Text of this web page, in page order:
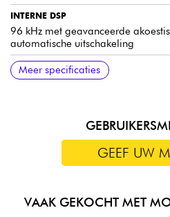
INTERNE DSP
96 kHz met geavanceerde
automatische uitschakeling
AFMETINGEN (H × B × D)
30,5 cm × 17,7 cm × 24,8 cm
MEEGELEVERDE ACCESSOIRES
iLoud isolatie Pods
COMPATIBILITEIT
iLoud Precision-montagebeugel
HARDWARE AFSTANDSBEDIENING
Optioneel verkrijgbaar
Meer specificaties
GEEF UW
VAAK GEKOCHT MET